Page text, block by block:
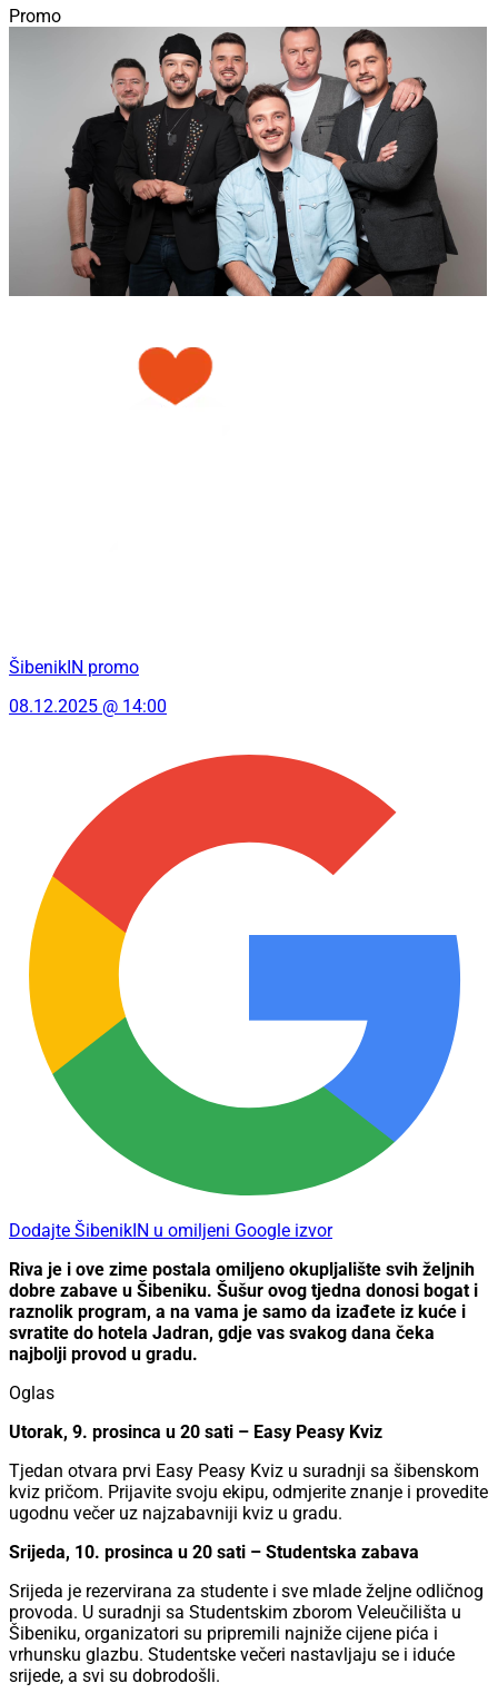
Promo
ŠibenikIN promo
08.12.2025 @ 14:00
Dodajte ŠibenikIN u omiljeni Google izvor
Riva je i ove zime postala omiljeno okupljalište svih željnih
dobre zabave u Šibeniku. Šušur ovog tjedna donosi bogat i
raznolik program, a na vama je samo da izađete iz kuće i
svratite do hotela Jadran, gdje vas svakog dana čeka
najbolji provod u gradu.
Oglas
Utorak, 9. prosinca u 20 sati – Easy Peasy Kviz
Tjedan otvara prvi Easy Peasy Kviz u suradnji sa šibenskom
kviz pričom. Prijavite svoju ekipu, odmjerite znanje i provedite
ugodnu večer uz najzabavniji kviz u gradu.
Srijeda, 10. prosinca u 20 sati – Studentska zabava
Srijeda je rezervirana za studente i sve mlade željne odličnog
provoda. U suradnji sa Studentskim zborom Veleučilišta u
Šibeniku, organizatori su pripremili najniže cijene pića i
vrhunsku glazbu. Studentske večeri nastavljaju se i iduće
srijede, a svi su dobrodošli.